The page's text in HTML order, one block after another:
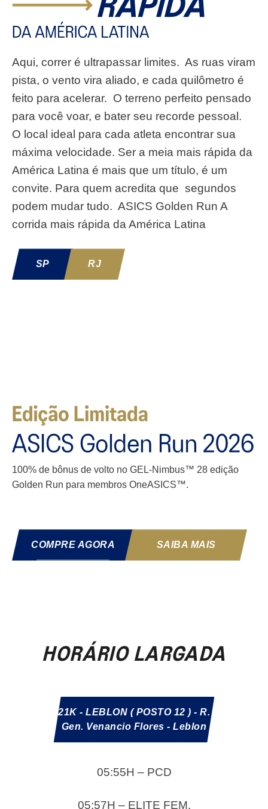
Aqui, correr é ultrapassar limites. ​ As ruas viram
pista, o vento vira aliado, ​e cada quilômetro é
feito para acelerar. ​ O terreno perfeito pensado
para você voar, e bater seu recorde pessoal. ​
O local ideal para cada atleta ​encontrar sua
máxima velocidade. Ser a meia mais rápida da
América Latina ​é mais que um título, é um
convite. Para quem acredita que ​ segundos
podem mudar tudo. ​ ASICS Golden Run​ A
corrida mais rápida da América Latina​
SP RJ
100% de bônus de volto no GEL-Nimbus™ 28 edição
Golden Run para membros OneASICS™.
COMPRE AGORA SAIBA MAIS
HORÁRIO LARGADA
21K - LEBLON ( POSTO 12 ) - R.
Gen. Venancio Flores - Leblon
05:55H – PCD
05:57H – ELITE FEM.